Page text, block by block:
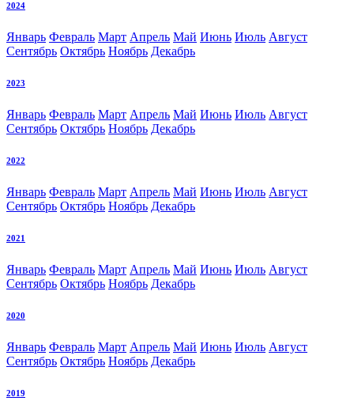
2024
Январь Февраль Март Апрель Май Июнь Июль Август
Сентябрь Октябрь Ноябрь Декабрь
2023
Январь Февраль Март Апрель Май Июнь Июль Август
Сентябрь Октябрь Ноябрь Декабрь
2022
Январь Февраль Март Апрель Май Июнь Июль Август
Сентябрь Октябрь Ноябрь Декабрь
2021
Январь Февраль Март Апрель Май Июнь Июль Август
Сентябрь Октябрь Ноябрь Декабрь
2020
Январь Февраль Март Апрель Май Июнь Июль Август
Сентябрь Октябрь Ноябрь Декабрь
2019